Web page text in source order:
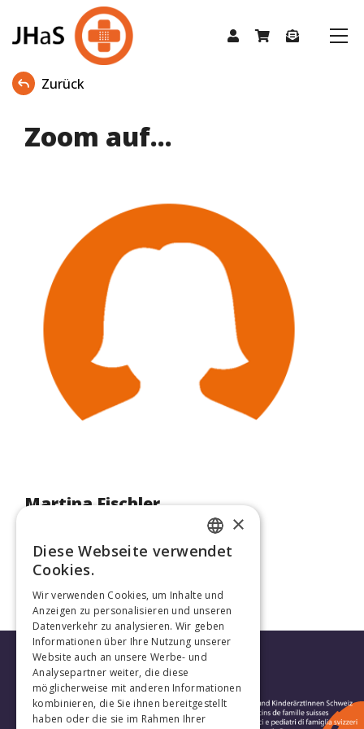
Zurück
Zoom auf...
Martina Fischler
FRENCH
×
Diese Webseite verwendet
Cookies.
Wir verwenden Cookies, um Inhalte und
Anzeigen zu personalisieren und unseren
Datenverkehr zu analysieren. Wir geben
Informationen über Ihre Nutzung unserer
Website auch an unsere Werbe- und
Analysepartner weiter, die diese
möglicherweise mit anderen Informationen
kombinieren, die Sie ihnen bereitgestellt
haben oder die sie im Rahmen Ihrer